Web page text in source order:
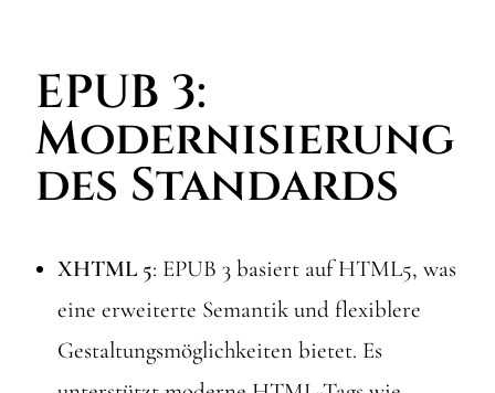
EPUB 3:
Modernisierung
des Standards
XHTML 5: EPUB 3 basiert auf HTML5, was
eine erweiterte Semantik und flexiblere
Gestaltungsmöglichkeiten bietet. Es